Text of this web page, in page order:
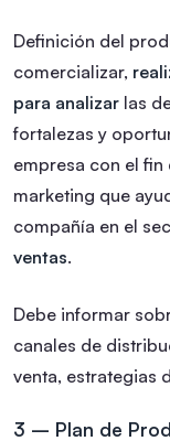
Definición del
comercializar,
para analizar las
fortalezas y
empresa con el
marketing que
compañía en el
ventas.
Debe informar
canales de
venta, estrategias
3 – Plan de